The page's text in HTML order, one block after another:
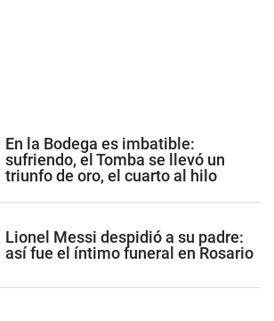
En la Bodega es imbatible:
sufriendo, el Tomba se llevó un
triunfo de oro, el cuarto al hilo
Lionel Messi despidió a su padre:
así fue el íntimo funeral en Rosario